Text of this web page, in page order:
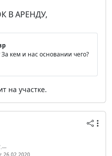
В АРЕНДУ,
кем и нас основании чего?
на участке.
26.02.2020